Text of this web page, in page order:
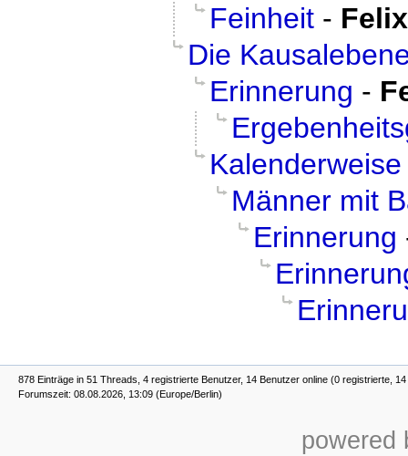
Feinheit - Felix
Die
Erinnerung -
Kalenderweise
Männer mit
Erinnerung
878 Einträge in 51 Threads, 4 registrierte Benutzer, 14 Benutzer online (0 registrierte,
Forumszeit: 08.08.2026, 13:09 (Europe/Berlin)
powered